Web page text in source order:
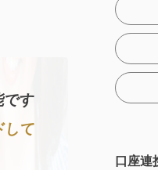
です
して
口座連